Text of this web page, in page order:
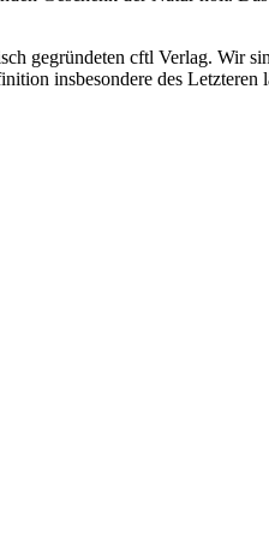
gegründeten cftl Verlag. Wir
insbesondere des